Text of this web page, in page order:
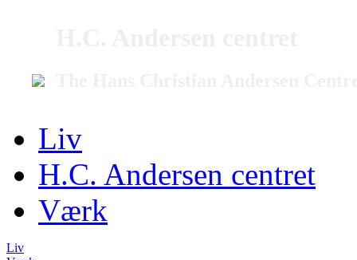
Liv
H.C. Andersen centret
Værk
Liv